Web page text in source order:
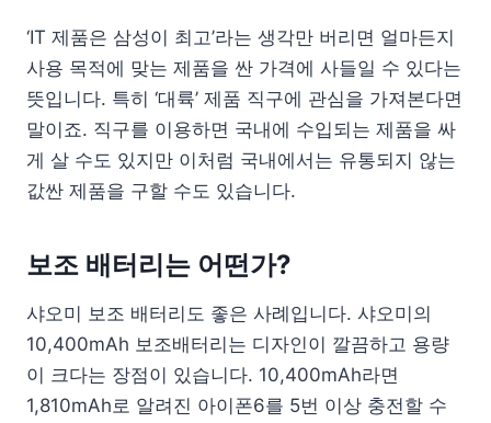
‘IT 제품은 삼성이 최고’라는 생각만 버리면 얼마든지
사용 목적에 맞는 제품을 싼 가격에 사들일 수 있다는
뜻입니다. 특히 ‘대륙’ 제품 직구에 관심을 가져본다면
말이죠. 직구를 이용하면 국내에 수입되는 제품을 싸
게 살 수도 있지만 이처럼 국내에서는 유통되지 않는
값싼 제품을 구할 수도 있습니다.
보조 배터리는 어떤가?
샤오미 보조 배터리도 좋은 사례입니다. 샤오미의
10,400mAh 보조배터리는 디자인이 깔끔하고 용량
이 크다는 장점이 있습니다. 10,400mAh라면
1,810mAh로 알려진 아이폰6를 5번 이상 충전할 수